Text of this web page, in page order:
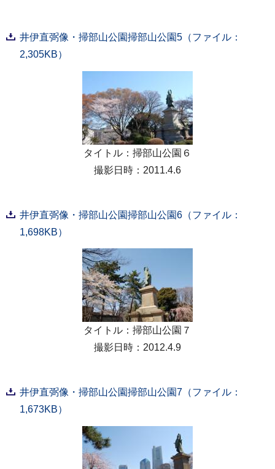
井伊直弼像・掃部山公園掃部山公園5（ファイル：
2,305KB）
タイトル：掃部山公園６
撮影日時：2011.4.6
井伊直弼像・掃部山公園掃部山公園6（ファイル：
1,698KB）
タイトル：掃部山公園７
撮影日時：2012.4.9
井伊直弼像・掃部山公園掃部山公園7（ファイル：
1,673KB）